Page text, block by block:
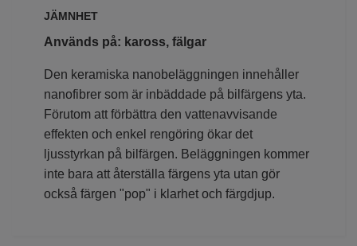
JÄMNHET‎
‎Används på: kaross, fälgar‎
‎Den keramiska nanobeläggningen innehåller
nanofibrer som är inbäddade på bilfärgens yta.
Förutom att förbättra den vattenavvisande
effekten och enkel rengöring ökar det
ljusstyrkan på bilfärgen. Beläggningen kommer
inte bara att återställa färgens yta utan gör
också färgen "pop" i klarhet och färgdjup. ‎